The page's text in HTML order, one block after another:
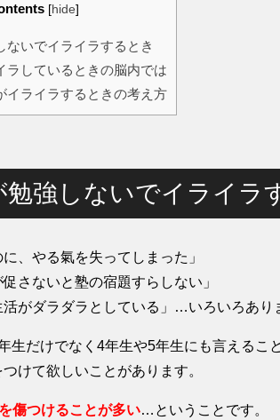
[hide]
ないでイライラするとき
ラしているときの脳内では
イライラするときの考え方
強しないでイライラ
に、やる氣を失ってしまった」
促さないと塾の宿題すらしない」
活がダラダラとしている」…いろいろあり
生だけでなく4年生や5年生にも言えるこ
けて欲しいことがあります。
傷つけることが多い…ということです。